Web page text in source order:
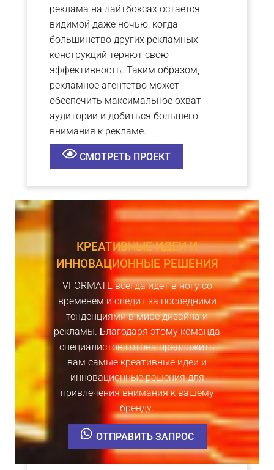
реклама на лайтбоксах остается
видимой даже ночью, когда
большинство других рекламных
конструкций теряют свою
эффективность. Таким образом,
рекламное агентство может
обеспечить максимальное охват
аудитории и добиться большего
внимания к рекламе.
СМОТРЕТЬ ПРОЕКТ
КРЕАТИВНЫЕ ИДЕИ И
ИННОВАЦИОННЫЕ РЕШЕНИЯ
VFORMATE всегда идет в ногу со
временем и следит за последними
тенденциями в мире дизайна и
рекламы. Благодаря этому команда
специалистов готова предложить
вам самые креативные идеи и
инновационные решения для
привлечения внимания к вашему
бренду.
ОТПРАВИТЬ ЗАПРОС